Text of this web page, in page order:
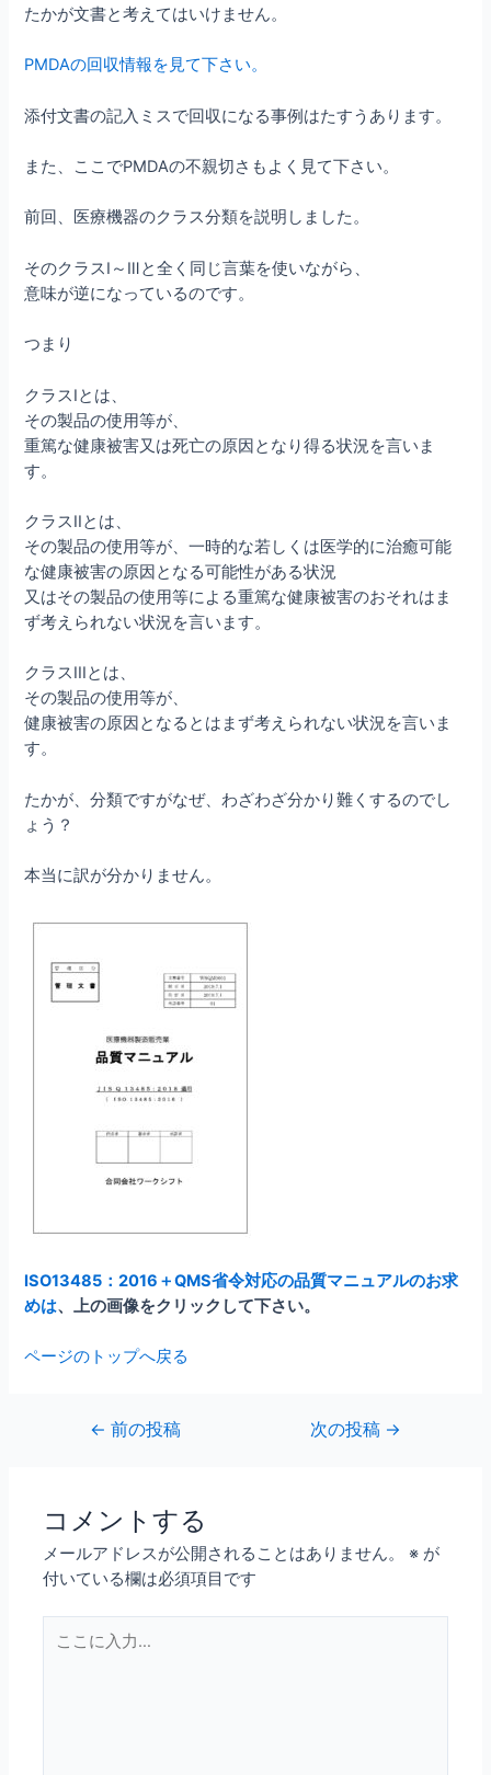
たかが文書と考えてはいけません。
PMDAの回収情報を見て下さい。
添付文書の記入ミスで回収になる事例はたすうあります。
また、ここでPMDAの不親切さもよく見て下さい。
前回、医療機器のクラス分類を説明しました。
そのクラスⅠ～Ⅲと全く同じ言葉を使いながら、
意味が逆になっているのです。
つまり
クラスIとは、
その製品の使用等が、
重篤な健康被害又は死亡の原因となり得る状況を言いま
す。
クラスIIとは、
その製品の使用等が、一時的な若しくは医学的に治癒可能
な健康被害の原因となる可能性がある状況
又はその製品の使用等による重篤な健康被害のおそれはま
ず考えられない状況を言います。
クラスIIIとは、
その製品の使用等が、
健康被害の原因となるとはまず考えられない状況を言いま
す。
たかが、分類ですがなぜ、わざわざ分かり難くするのでし
ょう？
本当に訳が分かりません。
ISO13485：2016＋QMS省令対応の品質マニュアルのお求
めは、上の画像をクリックして下さい。
ページのトップへ戻る
ゲ
ー
シ
← 前の投稿 次の投稿 →
コメントする
メールアドレスが公開されることはありません。 ※ が
付いている欄は必須項目です
こ